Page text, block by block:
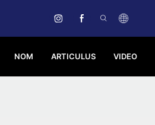
NOM ARTICULUS VIDEO